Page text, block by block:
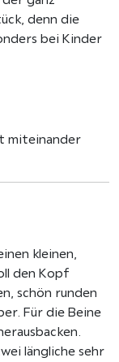
denn die
bei Kinder
miteinander
kleinen,
den Kopf
schön runden
Für die Beine
längliche sehr